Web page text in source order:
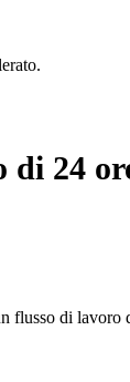
di 24
flusso di